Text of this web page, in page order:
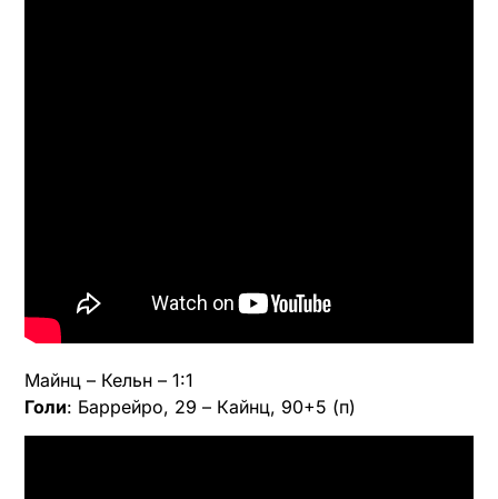
Майнц – Кельн – 1:1
Голи: Баррейро, 29 – Кайнц, 90+5 (п)